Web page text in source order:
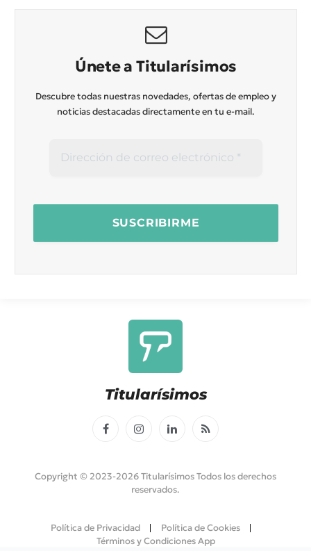
Únete a Titularísimos
Descubre todas nuestras novedades, ofertas de empleo y
noticias destacadas directamente en tu e-mail.
Titularísimos
FacebookInstagramLinkedInRSS
Copyright © 2023-2026 Titularísimos Todos los derechos
reservados.
Política de Privacidad
Política de Cookies
Términos y Condiciones App